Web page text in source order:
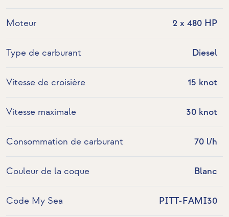
Moteur 2 x 480 HP
Type de carburant Diesel
Vitesse de croisière 15 knot
Vitesse maximale 30 knot
Consommation de carburant 70 l/h
Couleur de la coque Blanc
Code My Sea PITT-FAMI30